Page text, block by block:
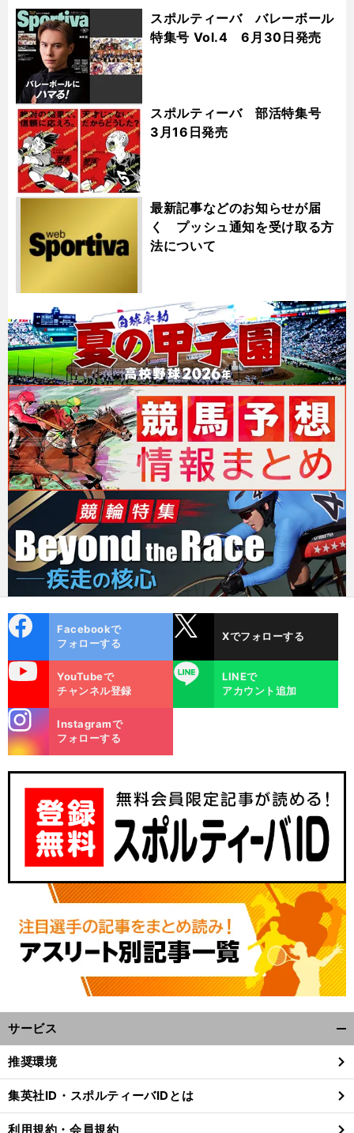
スポルティーバ バレーボール
特集号 Vol.4 6月30日発売
スポルティーバ 部活特集号
3月16日発売
最新記事などのお知らせが届
く プッシュ通知を受け取る方
法について
ok
Facebookで
フォローする
Xでフォローする
YouTubeで
チャンネル登録
LINE
LINEで
アカウント追加
m
Instagramで
フォローする
サービス
閉
る
推奨環境
集英社ID・スポルティーバIDとは
利用規約・会員規約